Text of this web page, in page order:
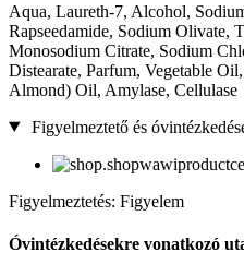
Aqua, Laureth-7, Alcohol,
Rapseedamide, Sodium Olivate,
Monosodium Citrate, Sodium
Distearate, Parfum, Vegetable
Almond) Oil, Amylase, Cellulase
Figyelmeztető és
Figyelmeztetés: Figyelem
Óvintézkedésekre vonatkozó